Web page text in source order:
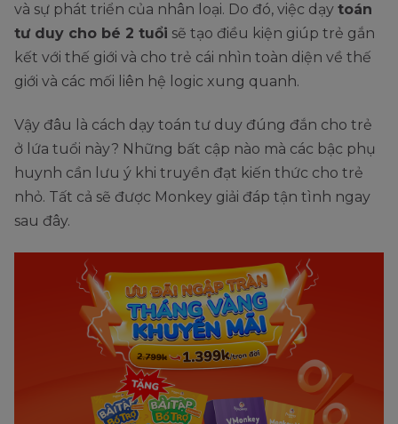
và sự phát triển của nhân loại. Do đó, việc dạy toán
tư duy cho bé 2 tuổi sẽ tạo điều kiện giúp trẻ gắn
kết với thế giới và cho trẻ cái nhìn toàn diện về thế
giới và các mối liên hệ logic xung quanh.
Vậy đâu là cách dạy toán tư duy đúng đắn cho trẻ
ở lứa tuổi này? Những bất cập nào mà các bậc phụ
huynh cần lưu ý khi truyền đạt kiến thức cho trẻ
nhỏ. Tất cả sẽ được Monkey giải đáp tận tình ngay
sau đây.